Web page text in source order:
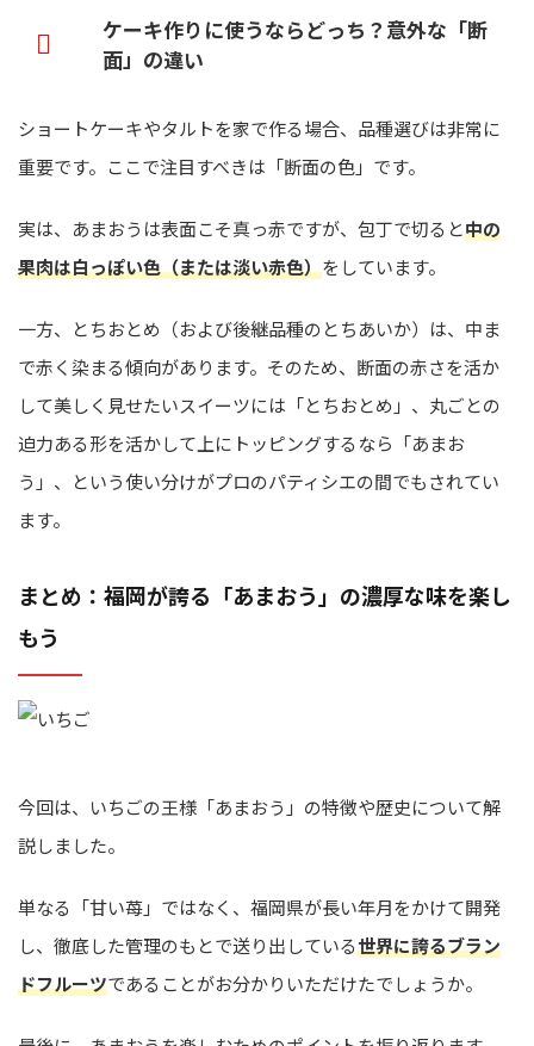
ケーキ作りに使うならどっち？意外な「断
面」の違い
ショートケーキやタルトを家で作る場合、品種選びは非常に
重要です。ここで注目すべきは「断面の色」です。
実は、あまおうは表面こそ真っ赤ですが、包丁で切ると中の
果肉は白っぽい色（または淡い赤色）をしています。
一方、とちおとめ（および後継品種のとちあいか）は、中ま
で赤く染まる傾向があります。そのため、断面の赤さを活か
して美しく見せたいスイーツには「とちおとめ」、丸ごとの
迫力ある形を活かして上にトッピングするなら「あまお
う」、という使い分けがプロのパティシエの間でもされてい
ます。
まとめ：福岡が誇る「あまおう」の濃厚な味を楽し
もう
今回は、いちごの王様「あまおう」の特徴や歴史について解
説しました。
単なる「甘い苺」ではなく、福岡県が長い年月をかけて開発
し、徹底した管理のもとで送り出している世界に誇るブラン
ドフルーツであることがお分かりいただけたでしょうか。